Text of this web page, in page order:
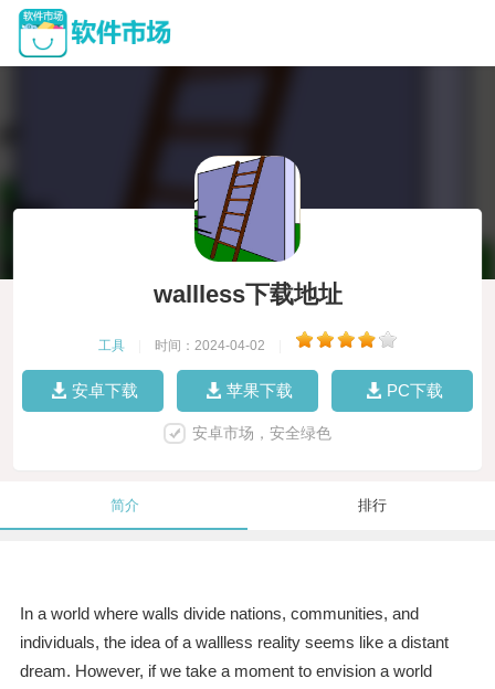
wallless下载地址
工具 时间：2024-04-02
安卓下载 苹果下载 PC下载
安卓市场，安全绿色
简介 排行
In a world where walls divide nations, communities, and
individuals, the idea of a wallless reality seems like a distant
dream. However, if we take a moment to envision a world